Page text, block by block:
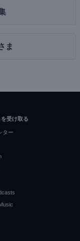
ま
受け取る
ター